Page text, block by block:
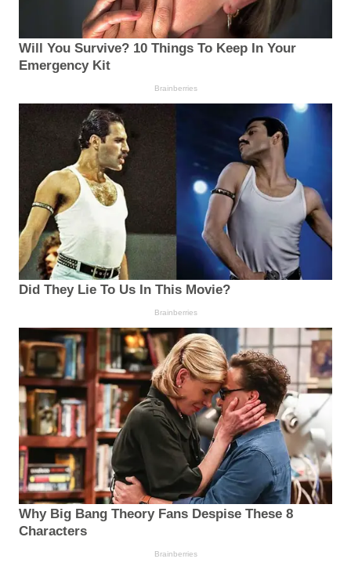
Will You Survive? 10 Things To Keep In Your
Emergency Kit
Brainberries
Did They Lie To Us In This Movie?
Brainberries
Why Big Bang Theory Fans Despise These 8
Characters
Brainberries